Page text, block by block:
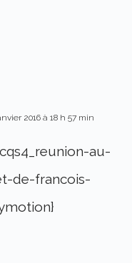
2016 à 18 h 57 min
au-
de-francois-